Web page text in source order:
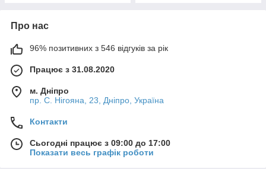
Про нас
96% позитивних з 546 відгуків за рік
Працює з 31.08.2020
м. Дніпро
пр. С. Нігояна, 23, Дніпро, Україна
Контакти
Сьогодні працює з 09:00 до 17:00
Показати весь графік роботи